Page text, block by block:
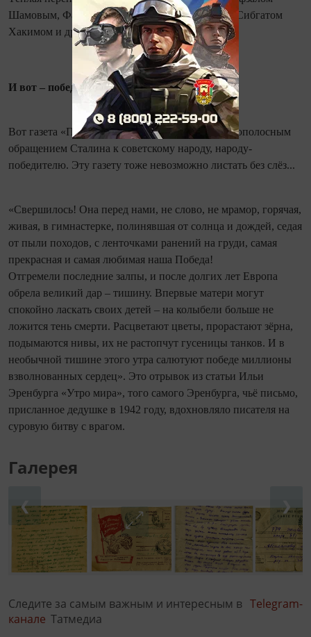
Шамовым, Фатихом Каримом, Аделем Кутуем, Сибгатом
Хакимом и другими.
И вот – победа!
Вот газета «Правда» от 10 мая 1945 года, с первополосным
обращением Сталина к советскому народу, народу-
победителю. Эту газету тоже невозможно листать без слёз...
«Свершилось! Она перед нами, не слово, не мрамор, горячая,
живая, в гимнастерке, полинявшая от солнца и дождей, седая
от пыли походов, с ленточками ранений на груди, самая
прекрасная и самая любимая наша Победа!
Отгремели последние залпы, и после долгих лет Европа
обрела великий дар – тишину. Впервые матери могут
спокойно ласкать своих детей – на колыбели больше не
ложится тень смерти. Расцветают цветы, прорастают зёрна,
подымаются нивы, их не растопчут гусеницы танков. И в
необычной тишине этого утра салютуют победе миллионы
взволнованных сердец». Это отрывок из статьи Ильи
Эренбурга «Утро мира», того самого Эренбурга, чьё письмо,
присланное дедушке в 1942 году, вдохновляло писателя на
суровую битву с врагом.
Галерея
❮ ❯
Следите за самым важным и интересным в Telegram-
канале Татмедиа